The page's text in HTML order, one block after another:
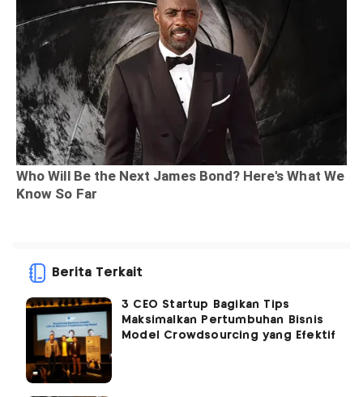
Berita Terkait
3 CEO Startup Bagikan Tips
Maksimalkan Pertumbuhan Bisnis
Model Crowdsourcing yang Efektif